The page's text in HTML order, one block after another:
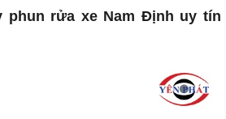
phun rửa xe Nam Định uy tín